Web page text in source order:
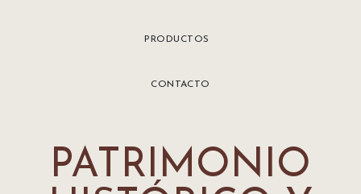
PRODUCTOS
CONTACTO
PATRIMONIO